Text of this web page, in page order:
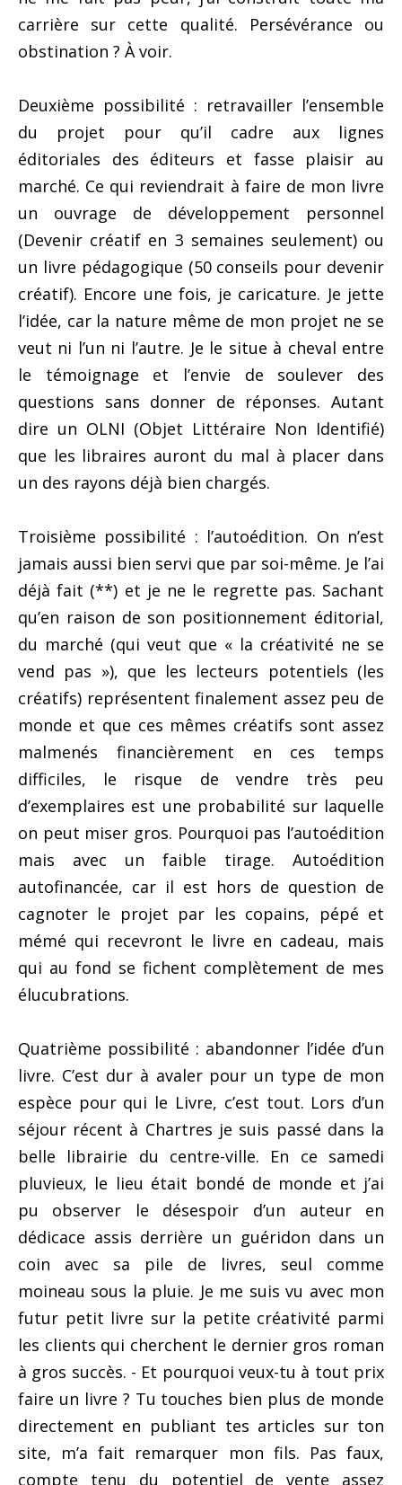
carrière sur cette qualité. Persévérance ou
obstination ? À voir.
Deuxième possibilité : retravailler l’ensemble
du projet pour qu’il cadre aux lignes
éditoriales des éditeurs et fasse plaisir au
marché. Ce qui reviendrait à faire de mon livre
un ouvrage de développement personnel
(Devenir créatif en 3 semaines seulement) ou
un livre pédagogique (50 conseils pour devenir
créatif). Encore une fois, je caricature. Je jette
l’idée, car la nature même de mon projet ne se
veut ni l’un ni l’autre. Je le situe à cheval entre
le témoignage et l’envie de soulever des
questions sans donner de réponses. Autant
dire un OLNI (Objet Littéraire Non Identifié)
que les libraires auront du mal à placer dans
un des rayons déjà bien chargés.
Troisième possibilité : l’autoédition. On n’est
jamais aussi bien servi que par soi-même. Je l’ai
déjà fait (**) et je ne le regrette pas. Sachant
qu’en raison de son positionnement éditorial,
du marché (qui veut que « la créativité ne se
vend pas »), que les lecteurs potentiels (les
créatifs) représentent finalement assez peu de
monde et que ces mêmes créatifs sont assez
malmenés financièrement en ces temps
difficiles, le risque de vendre très peu
d’exemplaires est une probabilité sur laquelle
on peut miser gros. Pourquoi pas l’autoédition
mais avec un faible tirage. Autoédition
autofinancée, car il est hors de question de
cagnoter le projet par les copains, pépé et
mémé qui recevront le livre en cadeau, mais
qui au fond se fichent complètement de mes
élucubrations.
Quatrième possibilité : abandonner l’idée d’un
livre. C’est dur à avaler pour un type de mon
espèce pour qui le Livre, c’est tout. Lors d’un
séjour récent à Chartres je suis passé dans la
belle librairie du centre-ville. En ce samedi
pluvieux, le lieu était bondé de monde et j’ai
pu observer le désespoir d’un auteur en
dédicace assis derrière un guéridon dans un
coin avec sa pile de livres, seul comme
moineau sous la pluie. Je me suis vu avec mon
futur petit livre sur la petite créativité parmi
les clients qui cherchent le dernier gros roman
à gros succès. - Et pourquoi veux-tu à tout prix
faire un livre ? Tu touches bien plus de monde
directement en publiant tes articles sur ton
site, m’a fait remarquer mon fils. Pas faux,
compte tenu du potentiel de vente assez